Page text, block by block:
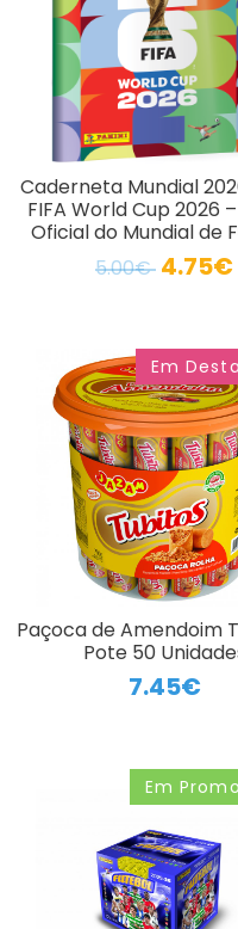
Caderneta Mundial
FIFA World Cup 2026
Oficial do Mundial de
5.00€ 4.75€
Em
Paçoca de Amendoim
Pote 50
7.45€
Em